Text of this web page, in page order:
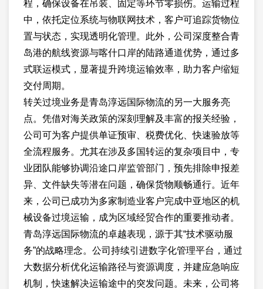
程，确保设备在吊装、固定等环节零损伤。运输过程
中，依托定位系统与物联网技术，客户可追踪货物位
置与状态，实现透明化管理。此外，公司深度整合青
岛港的航线资源与喀什口岸的陆路通道优势，通过多
式联运模式，显著提升跨境运输效率，助力客户缩短
交付周期。
转关过境业务是青岛淳远国际物流的另一大服务亮
点。凭借对海关政策的深刻理解及丰富的报关经验，
公司可为客户提供单证预审、税费优化、快速验放等
全流程服务。尤其在涉及多国转运的复杂项目中，专
业团队能够协调沿途口岸监管部门，预先排除申报差
异、文件缺失等潜在问题，确保货物顺畅通行。近年
来，公司已成功为多家制造业客户完成中亚地区的机
械设备过境运输，成为区域经贸合作的重要推动者。
青岛淳远国际物流的卓越表现，源于其“技术驱动服
务”的战略理念。公司持续引进数字化管理平台，通过
大数据分析优化运输路径与资源调度，并建应急响应
机制，快速解决运输途中的突发问题。未来，公司将